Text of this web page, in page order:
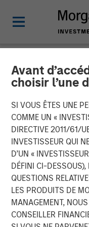
Avant
choisir l’une
SI VOUS ÊTES UNE
COMME UN «
DIRECTIVE 2011/61/
INVESTISSEUR QUI
D’UN «
DÉFINI CI-DESSOUS),
QUESTIONS
LES PRODUITS DE
MANAGEMENT,
CONSEILLER
NEWSROOM
Waud
Closes
for Ivy
Therapy
Continuation fund
growth and future